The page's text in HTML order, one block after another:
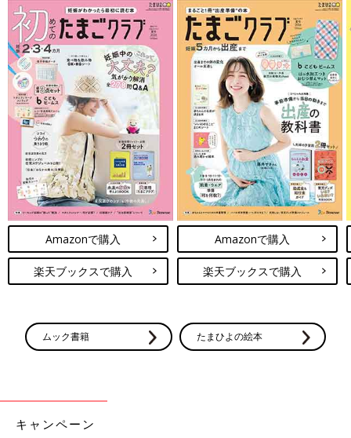
●記事の内容は2023年11月の情報で、現在と異なる場合がありま
す。
関連記事
ニトリ「どこへでもラクラク移動♪」
「ベビー用品・工作グッズ・おもちゃも
◎」 超使える収納アイテム5選
ニトリの「移動できる収納アイテム」が、もう
便利でしかありません！キャスター付きタイプ
は家の中をコロコロと移動でき、ハンドル付き
タイプは外出時にも役立ち、子どもでも気軽に
持ち運べるんです♪ 今回はそんなニトリの、移
動できる収納アイテムをご紹介します。
ニトリ「小さいのにめちゃ優秀」「日々
のストレスが減りました」超使える！コ
ンパクトグッズ4選
ニトリでは、コンパクトサイズながらも超優秀
なアイテムが数多くそろっています。壁のすみ
に設置するものや、マグネットで貼り付けるも
そんなニトリの、超優秀！コンパクトグッズを
ご紹介します。
ニトリの記事一覧
Amazonで購入
楽天ブックスで購入
Amazonで購入
楽天ブックスで購入
ムック書籍 たまひよの絵本
キャンペーン